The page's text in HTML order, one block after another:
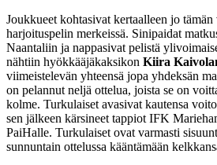
Joukkueet kohtasivat kertaalleen jo
harjoituspelin merkeissä. Sinipaidat
Naantaliin ja nappasivat pelistä
nähtiin hyökkääjäkaksikon Kiira
viimeistelevän yhteensä jopa yhdeksän
on pelannut neljä ottelua, joista se on
kolme. Turkulaiset avasivat kautensa
sen jälkeen kärsineet tappiot IFK
PaiHalle. Turkulaiset ovat varmasti
sunnuntain ottelussa kääntämään